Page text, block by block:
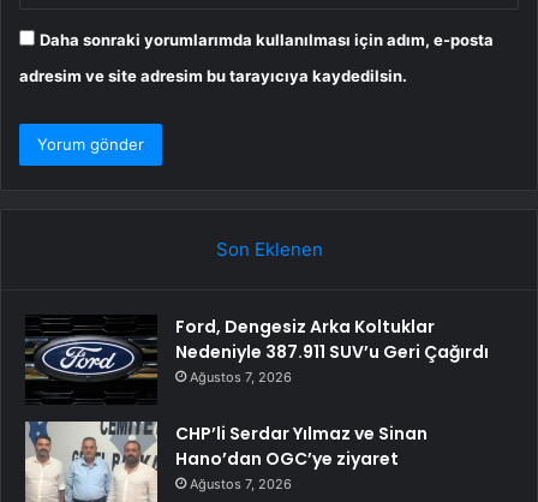
Daha sonraki yorumlarımda kullanılması için adım, e-posta
adresim ve site adresim bu tarayıcıya kaydedilsin.
Son Eklenen
Ford, Dengesiz Arka Koltuklar
Nedeniyle 387.911 SUV’u Geri Çağırdı
Ağustos 7, 2026
CHP’li Serdar Yılmaz ve Sinan
Hano’dan OGC’ye ziyaret
Ağustos 7, 2026